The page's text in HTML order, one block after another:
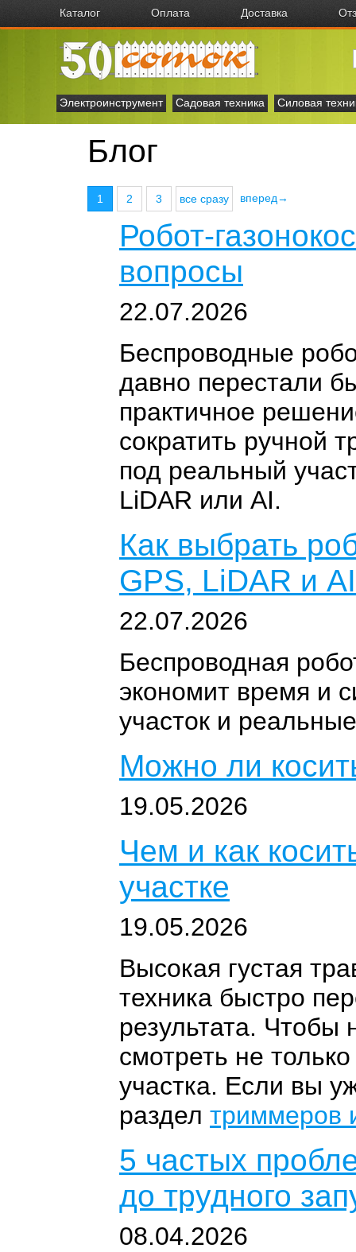
Каталог Оплата Доставка
Электроинструмент Садовая техника Силовая
Блог
1 2 3 все сразу вперед→
Робот-
вопросы
22.07.2026
Беспроводные
давно перестали
практичное
сократить ручной
под реальный
LiDAR или AI.
Как выбрать
GPS, LiDAR и
22.07.2026
Беспроводная
экономит время и
участок и
Можно ли
19.05.2026
Чем и как
участке
19.05.2026
Высокая густая
техника быстро
результата.
смотреть не
участка. Если вы
раздел триммеров
5 частых
до трудного
08.04.2026